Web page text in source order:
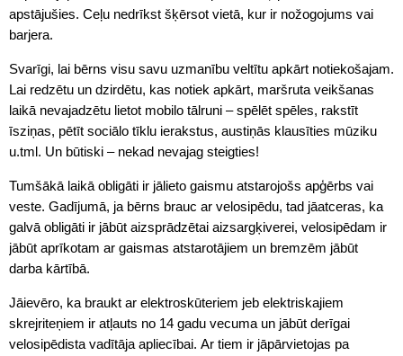
apstājušies. Ceļu nedrīkst šķērsot vietā, kur ir nožogojums vai
barjera.
Svarīgi, lai bērns visu savu uzmanību veltītu apkārt notiekošajam.
Lai redzētu un dzirdētu, kas notiek apkārt, maršruta veikšanas
laikā nevajadzētu lietot mobilo tālruni – spēlēt spēles, rakstīt
īsziņas, pētīt sociālo tīklu ierakstus, austiņās klausīties mūziku
u.tml. Un būtiski – nekad nevajag steigties!
Tumšākā laikā obligāti ir jālieto gaismu atstarojošs apģērbs vai
veste. Gadījumā, ja bērns brauc ar velosipēdu, tad jāatceras, ka
galvā obligāti ir jābūt aizsprādzētai aizsargķiverei, velosipēdam ir
jābūt aprīkotam ar gaismas atstarotājiem un bremzēm jābūt
darba kārtībā.
Jāievēro, ka braukt ar elektroskūteriem jeb elektriskajiem
skrejriteņiem ir atļauts no 14 gadu vecuma un jābūt derīgai
velosipēdista vadītāja apliecībai. Ar tiem ir jāpārvietojas pa